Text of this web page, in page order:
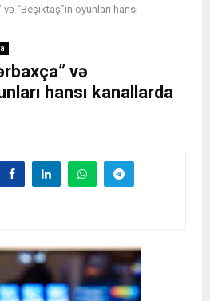
“Beşiktaş”ın oyunları hansı
və
hansı kanallarda